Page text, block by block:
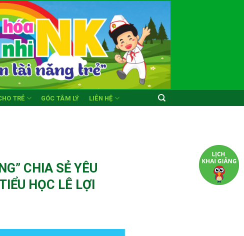
TRẺ GÓC TÂM LÝ LIÊN HỆ
CHIA SẺ YÊU
HỌC LÊ LỢI